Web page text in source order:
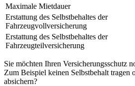
Maximale Mietdauer
Erstattung des Selbstbehaltes der
Fahrzeugvollversicherung
Erstattung des Selbstbehaltes der
Fahrzeugteilversicherung
Sie möchten Ihren Versicherungsschutz
Zum Beispiel keinen Selbstbehalt tragen
absichern?